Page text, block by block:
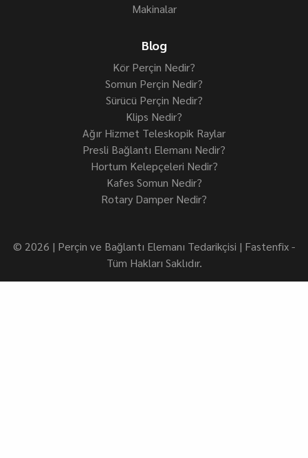
Makinalar
Blog
Kör Perçin Nedir?
Somun Perçin Nedir?
Sürücü Perçin Nedir?
Klips Nedir?
Ağır Hizmet Teleskopik Raylar
Presli Bağlantı Elemanı Nedir?
Hortum Kelepçeleri Nedir?
Kafes Somun Nedir?
Rotary Damper Nedir?
© 2026 | Perçin ve Bağlantı Elemanı Tedarikçisi | Fastenfix -
Tüm Hakları Saklıdır.